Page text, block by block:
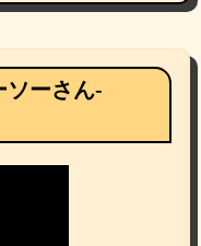
ソーさん-